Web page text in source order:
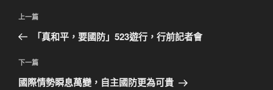
文
導
覽
上
一
文
章
上一篇
「真和平，要國防」523遊行，行前記者會
下
一
下一篇
國際情勢瞬息萬變，自主國防更為可貴